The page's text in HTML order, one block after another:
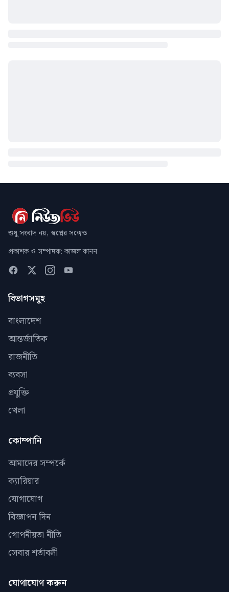
শুধু সংবাদ নয়, স্বপ্নের সঙ্গেও
প্রকাশক ও সম্পাদক: কাজল কানন
বিভাগসমূহ
বাংলাদেশ
আন্তর্জাতিক
রাজনীতি
ব্যবসা
প্রযুক্তি
খেলা
কোম্পানি
আমাদের সম্পর্কে
ক্যারিয়ার
যোগাযোগ
বিজ্ঞাপন দিন
গোপনীয়তা নীতি
সেবার শর্তাবলী
যোগাযোগ করুন